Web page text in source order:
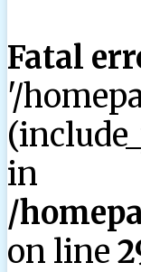
Fatal
'/
in
/
on line